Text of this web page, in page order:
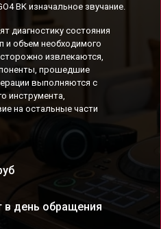
BK изначальное звучание.
диагностику состояния
и объем необходимого
извлекаются,
прошедшие
выполняются с
инструмента,
на остальные части
в день обращения